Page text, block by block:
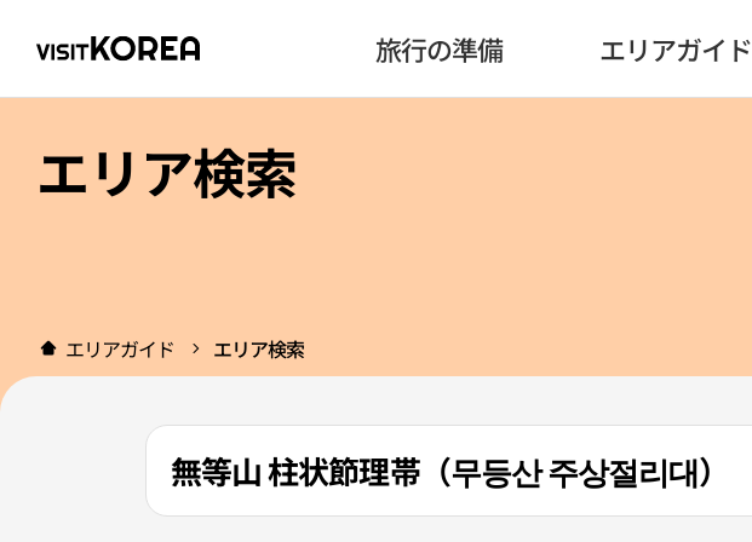
旅行の準備 エリアガイド
エリア検索
エリアガイド エリア検索
無等山 柱状節理帯（무등산 주상절리대）